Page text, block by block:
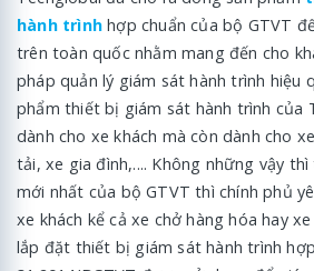
hành trình hợp chuẩn của bộ GTVT
trên toàn quốc nhằm mang đến cho
pháp quản lý giám sát hành trình hiệu
phẩm thiết bị giám sát hành trình của
dành cho xe khách mà còn dành cho
tải, xe gia đình,.... Không những vậy
mới nhất của bộ GTVT thì chính phủ
xe khách kể cả xe chở hàng hóa hay
lắp đặt thiết bị giám sát hành trình hợp